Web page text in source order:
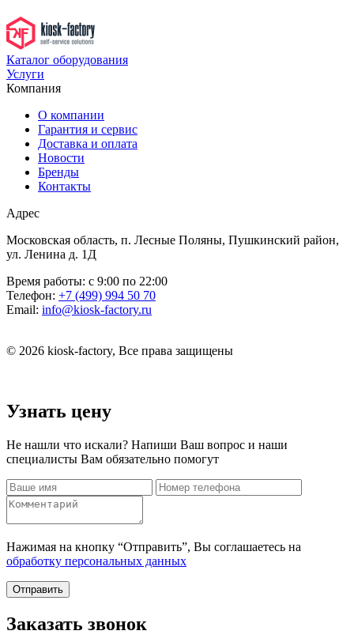
Каталог оборудования
Услуги
Компания
О компании
Гарантия и сервис
Доставка и оплата
Новости
Бренды
Контакты
Адрес
Московская область, п. Лесные Поляны, Пушкинский район,
ул. Ленина д. 1Д
Время работы: с 9:00 по 22:00
Телефон: +7 (499) 994 50 70
Email: info@kiosk-factory.ru
© 2026 kiosk-factory, Все права защищены
Узнать цену
Не нашли что искали? Напиши Ваш вопрос и наши
специалисты Вам обязательно помогут
Нажимая на кнопку “Отправить”, Вы соглашаетесь на
обработку персональных данных
Отправить
Заказать звонок